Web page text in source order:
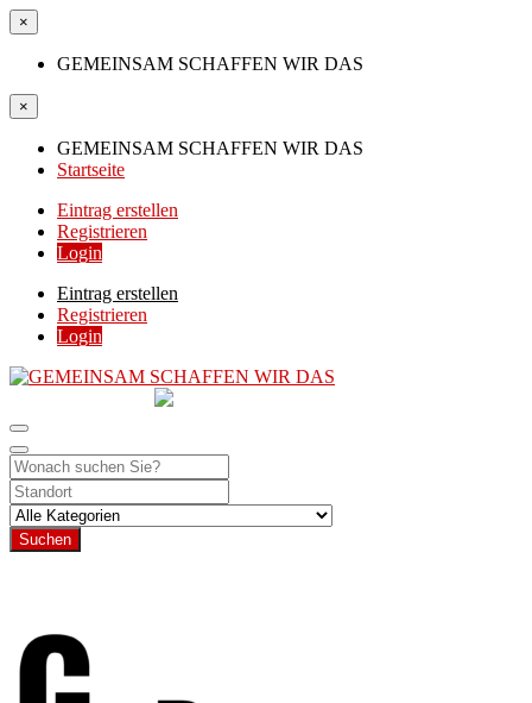
×
GEMEINSAM SCHAFFEN WIR DAS
×
GEMEINSAM SCHAFFEN WIR DAS
Startseite
Eintrag erstellen
Registrieren
Login
Eintrag erstellen
Registrieren
Login
Suchen